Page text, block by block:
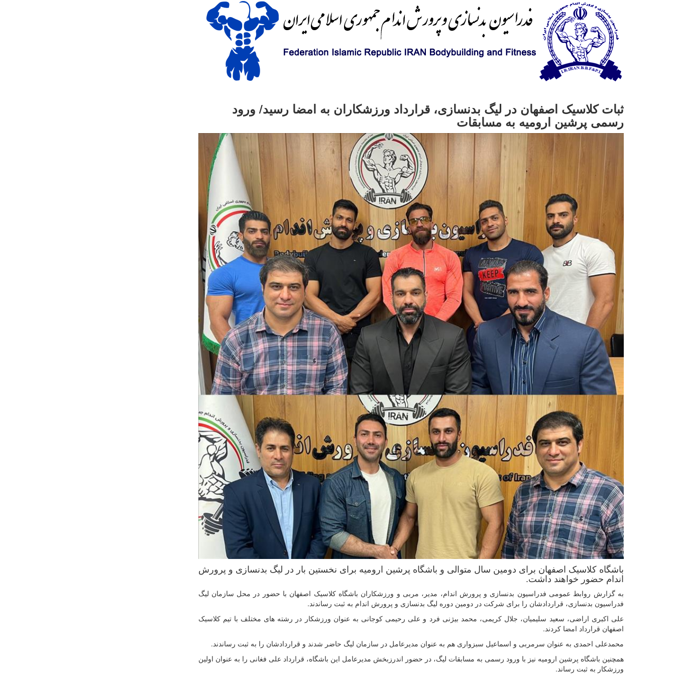
ثبات کلاسیک اصفهان در لیگ بدنسازی، قرارداد ورزشکاران به امضا رسید/ ورود
رسمی پرشین ارومیه به مسابقات
باشگاه کلاسیک اصفهان برای دومین سال متوالی و باشگاه پرشین ارومیه برای نخستین بار در لیگ بدنسازی و پرورش
اندام حضور خواهند داشت.
به گزارش روابط عمومی فدراسیون بدنسازی و پرورش اندام، مدیر، مربی و ورزشکاران باشگاه کلاسیک اصفهان با حضور در محل سازمان لیگ
فدراسیون بدنسازی، قراردادشان را برای شرکت در دومین دوره لیگ بدنسازی و پرورش اندام به ثبت رساندند.
علی اکبری اراضی، سعید سلیمیان، جلال کریمی، محمد بیژنی فرد و علی رحیمی کوجانی به عنوان ورزشکار در رشته های مختلف با تیم کلاسیک
اصفهان قرارداد امضا کردند.
محمدعلی احمدی به عنوان سرمربی و اسماعیل سبزواری هم به عنوان مدیرعامل در سازمان لیگ حاضر شدند و قراردادشان را به ثبت رساندند.
همچنین باشگاه پرشین ارومیه نیز با ورود رسمی به مسابقات لیگ، در حضور اندرزبخش مدیرعامل این باشگاه، قرارداد علی فغانی را به عنوان اولین
ورزشکار به ثبت رساند.